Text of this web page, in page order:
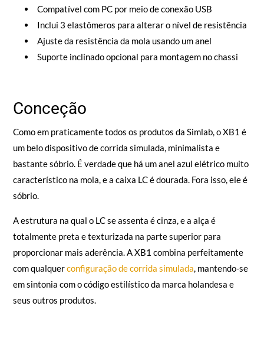
Compatível com PC por meio de conexão USB
Inclui 3 elastômeros para alterar o nível de resistência
Ajuste da resistência da mola usando um anel
Suporte inclinado opcional para montagem no chassi
Conceção
Como em praticamente todos os produtos da Simlab, o XB1 é
um belo dispositivo de corrida simulada, minimalista e
bastante sóbrio. É verdade que há um anel azul elétrico muito
característico na mola, e a caixa LC é dourada. Fora isso, ele é
sóbrio.
A estrutura na qual o LC se assenta é cinza, e a alça é
totalmente preta e texturizada na parte superior para
proporcionar mais aderência. A XB1 combina perfeitamente
com qualquerconfiguração de corrida simulada, mantendo-se
em sintonia com o código estilístico da marca holandesa e
seus outros produtos.